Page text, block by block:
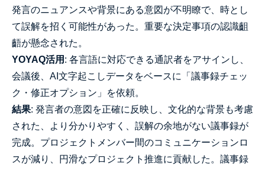
発言のニュアンスや背景にある意図が不明瞭で、時とし
て誤解を招く可能性があった。重要な決定事項の認識齟
齬が懸念された。
YOYAQ活用 : 各言語に対応できる通訳者をアサインし、
会議後、AI文字起こしデータをベースに「議事録チェッ
ク・修正オプション」を依頼。
結果: 発言者の意図を正確に反映し、文化的な背景も考慮
された、より分かりやすく、誤解の余地がない議事録が
完成。プロジェクトメンバー間のコミュニケーションロ
スが減り、円滑なプロジェクト推進に貢献した。議事録